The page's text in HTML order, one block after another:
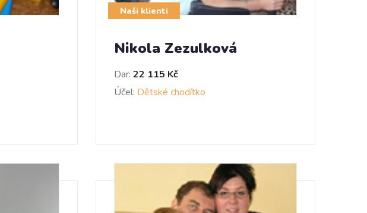
Naši klienti
Nikola Zezulková
Dar: 22 115 Kč
Účel: Dětské chodítko